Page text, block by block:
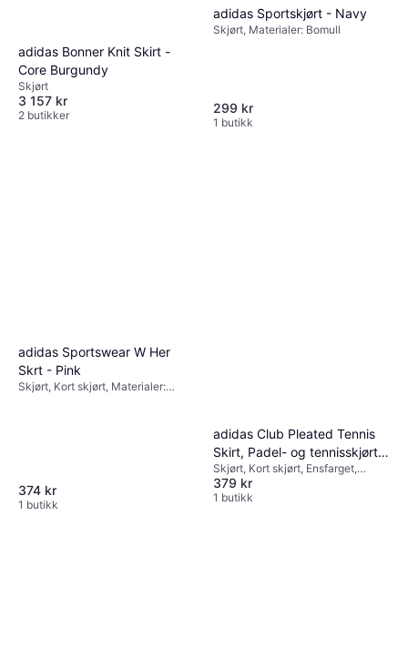
adidas Bonner Knit Skirt -
Core Burgundy
Skjørt
3 157 kr
2 butikker
adidas Sportskjørt - Navy
Skjørt, Materialer: Bomull
299 kr
1 butikk
adidas Sportswear W Her
Skrt - Pink
Skjørt, Kort skjørt, Materialer:
374 kr
1 butikk
adidas Club Pleated Tennis
Skirt, Padel- og tennisskjørt
dame
Skjørt, Kort skjørt, Ensfarget,
Materialer: Mesh, Polyester,
Pustende, Fuktavvisende, Stretch
379 kr
1 butikk